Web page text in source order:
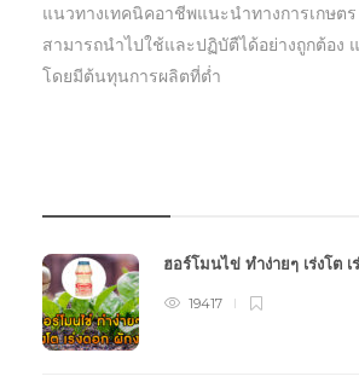
แนวทางเทคนิคอาชีพแนะนำทางการเกษตร
สามารถนำไปใช้และปฏิบัตืได้อย่างถูกต้อง
โดยมีต้นทุนการผลิตที่ต่ำ
ฮอร์โมนไข่ ทำง่ายๆ เร่งโต เ
19417